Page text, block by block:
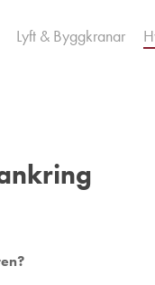
Lyft & Byggkranar